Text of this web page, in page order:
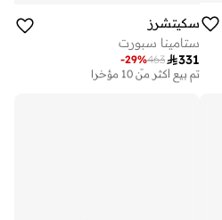
سكيتشرز
ستامينا سبورت
331
463
-29%
توصيل مجاني
تم بيع أكثر من 10 مؤخرا